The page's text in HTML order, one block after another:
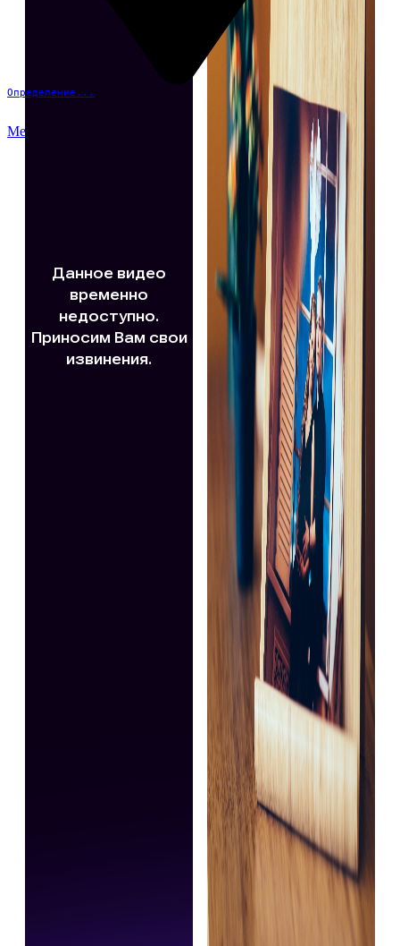
Определение...
Меню